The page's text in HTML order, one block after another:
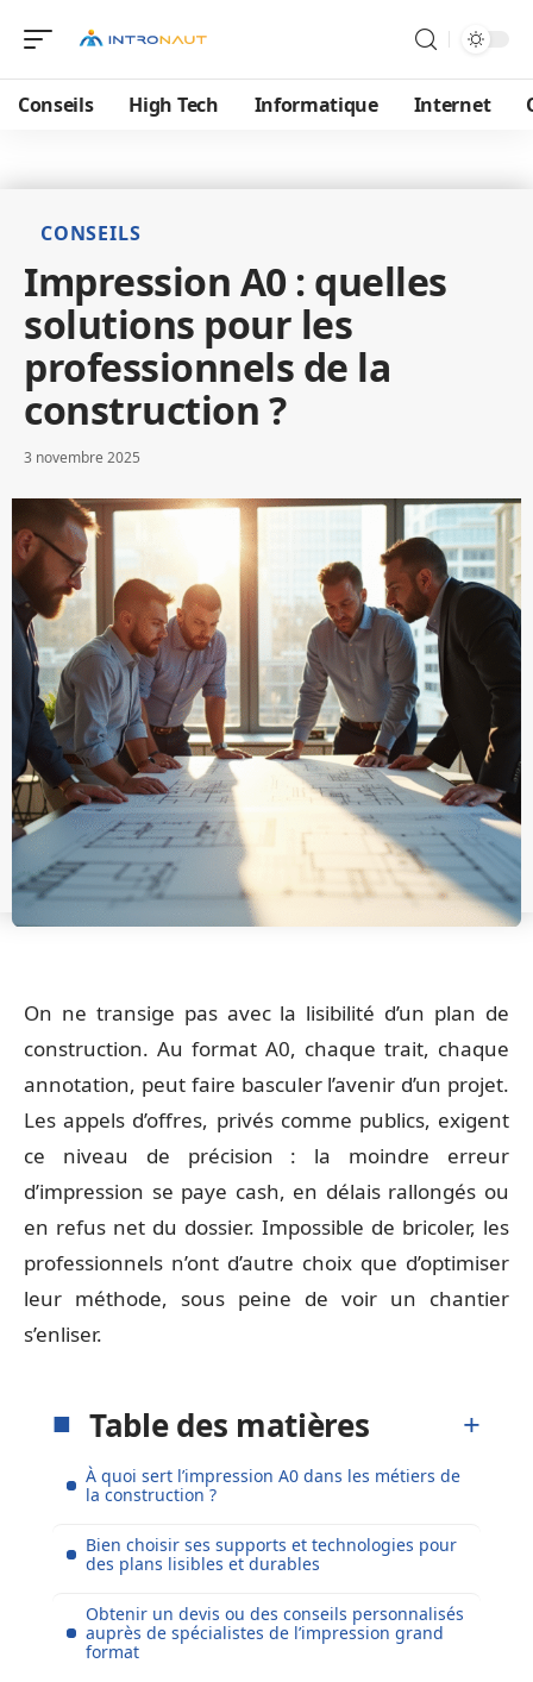
Conseils High Tech Informatique Internet
CONSEILS
Impression A0 : quelles
solutions pour les
professionnels de la
construction ?
3 novembre 2025
On ne transige pas avec la lisibilité d’un plan de
construction. Au format A0, chaque trait, chaque
annotation, peut faire basculer l’avenir d’un projet.
Les appels d’offres, privés comme publics, exigent
ce niveau de précision : la moindre erreur
d’impression se paye cash, en délais rallongés ou
en refus net du dossier. Impossible de bricoler, les
professionnels n’ont d’autre choix que d’optimiser
leur méthode, sous peine de voir un chantier
s’enliser.
Table des matières
À quoi sert l’impression A0 dans les métiers de
la construction ?
Bien choisir ses supports et technologies pour
des plans lisibles et durables
Obtenir un devis ou des conseils personnalisés
auprès de spécialistes de l’impression grand
format